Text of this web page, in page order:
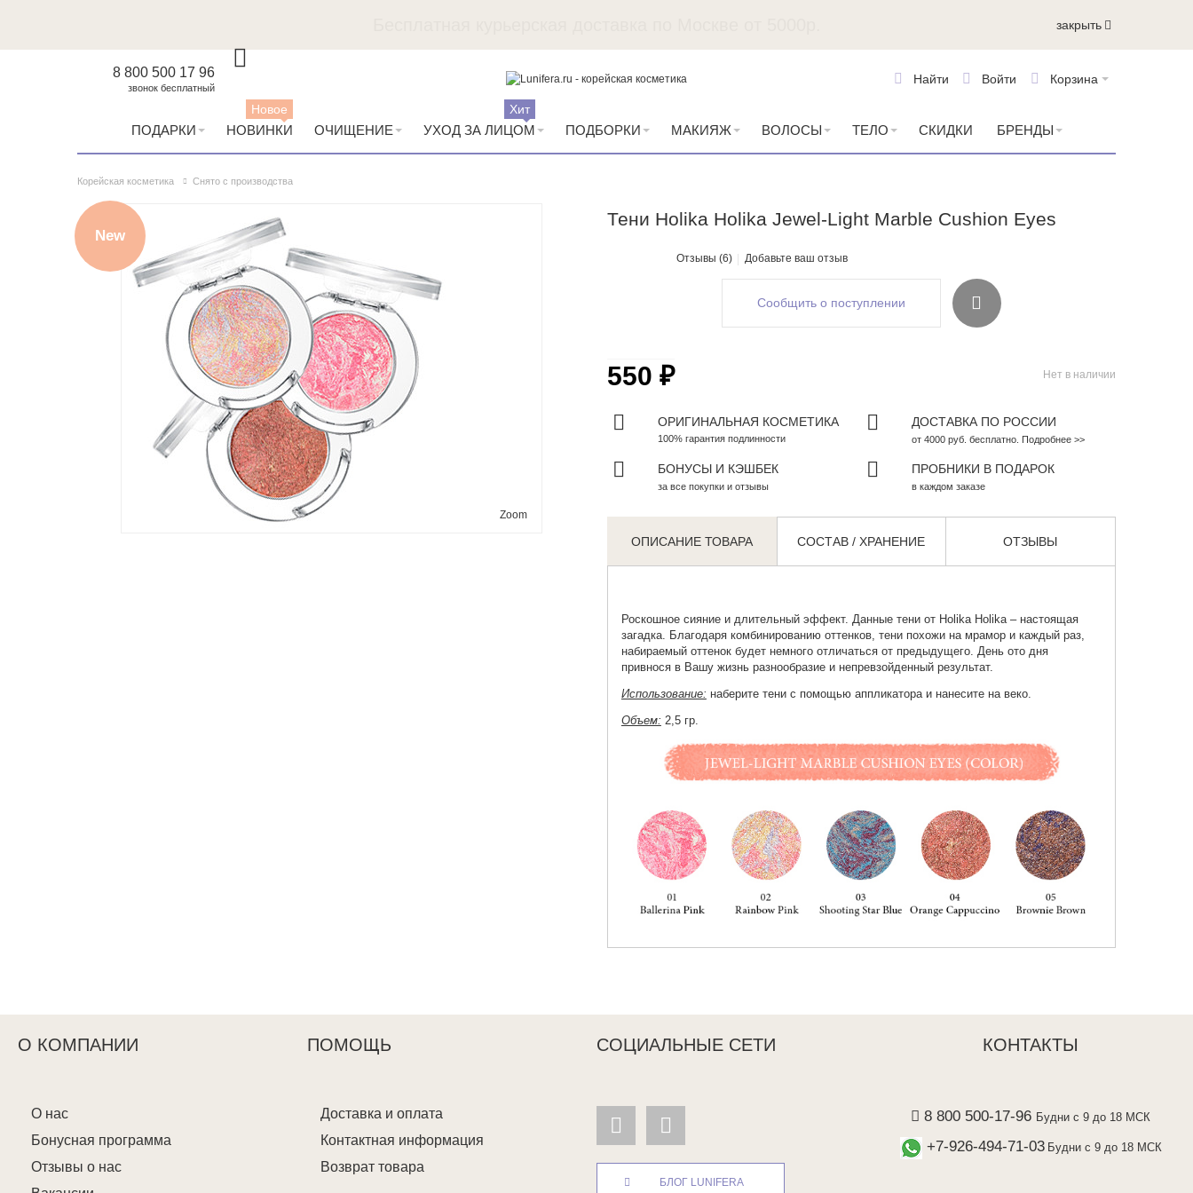
закрыть
8 800 500 17 96
звонок бесплатный
Корзина
Войти
Найти
ПОДАРКИ НОВИНКИ
Новое
ОЧИЩЕНИЕ УХОД ЗА ЛИЦОМ
Хит
ПОДБОРКИ МАКИЯЖ ВОЛОСЫ ТЕЛО СКИДКИ БРЕНДЫ
Корейская косметика Снято с производства
Тени Holika Holika Jewel-Light Marble Cushion Eyes
Отзывы (6) Добавьте ваш отзыв
Zoom
New
Сообщить о поступлении
Нет в наличии
550 ₽
ОРИГИНАЛЬНАЯ КОСМЕТИКА
100% гарантия подлинности
ДОСТАВКА ПО РОССИИ
от 4000 руб. бесплатно. Подробнее >>
БОНУСЫ И КЭШБЕК
за все покупки и отзывы
ПРОБНИКИ В ПОДАРОК
в каждом заказе
ОПИСАНИЕ ТОВАРА СОСТАВ / ХРАНЕНИЕ ОТЗЫВЫ
Роскошное сияние и длительный эффект. Данные тени от Holika Holika– настоящая
загадка. Благодаря комбинированию оттенков, тени похожи на мрамор и каждый раз,
набираемый оттенок будет немного отличаться от предыдущего. День ото дня
привнося в Вашу жизнь разнообразие и непревзойденный результат.
Использование: наберите тени с помощью аппликатора и нанесите на веко.
Объем: 2,5 гр.
О КОМПАНИИ ПОМОЩЬ СОЦИАЛЬНЫЕ СЕТИ КОНТАКТЫ
О нас
Бонусная программа
Отзывы о нас
Доставка и оплата
Контактная информация
Возврат товара
БЛОГ LUNIFERA
8 800 500-17-96 Будни с 9 до 18 МСК
+7-926-494-71-03 Будни с 9 до 18 МСК